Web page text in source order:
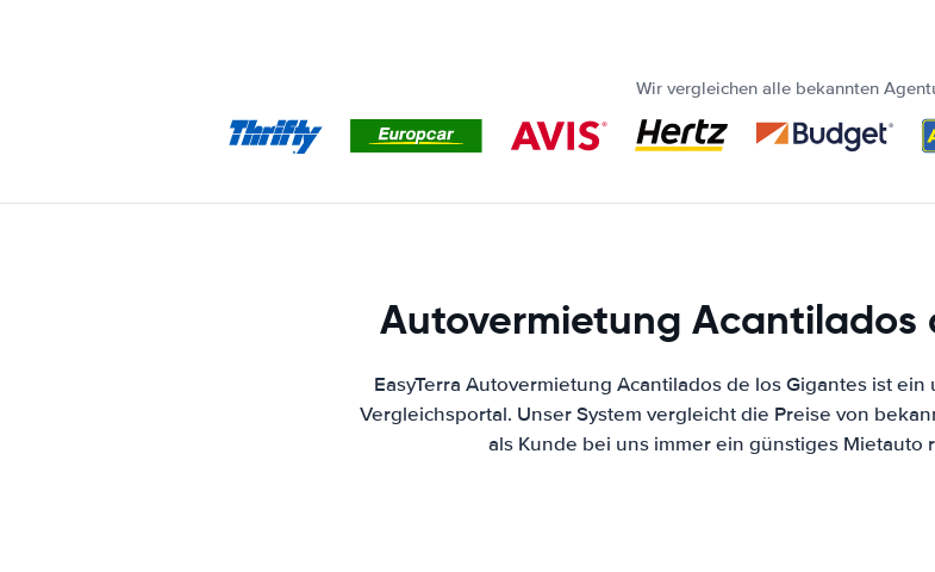
Wir vergleichen alle bekannten
Autovermietung Acantilados
EasyTerra Autovermietung Acantilados de los Gigantes ist
Vergleichsportal. Unser System vergleicht die Preise von
als Kunde bei uns immer ein günstiges Mietauto